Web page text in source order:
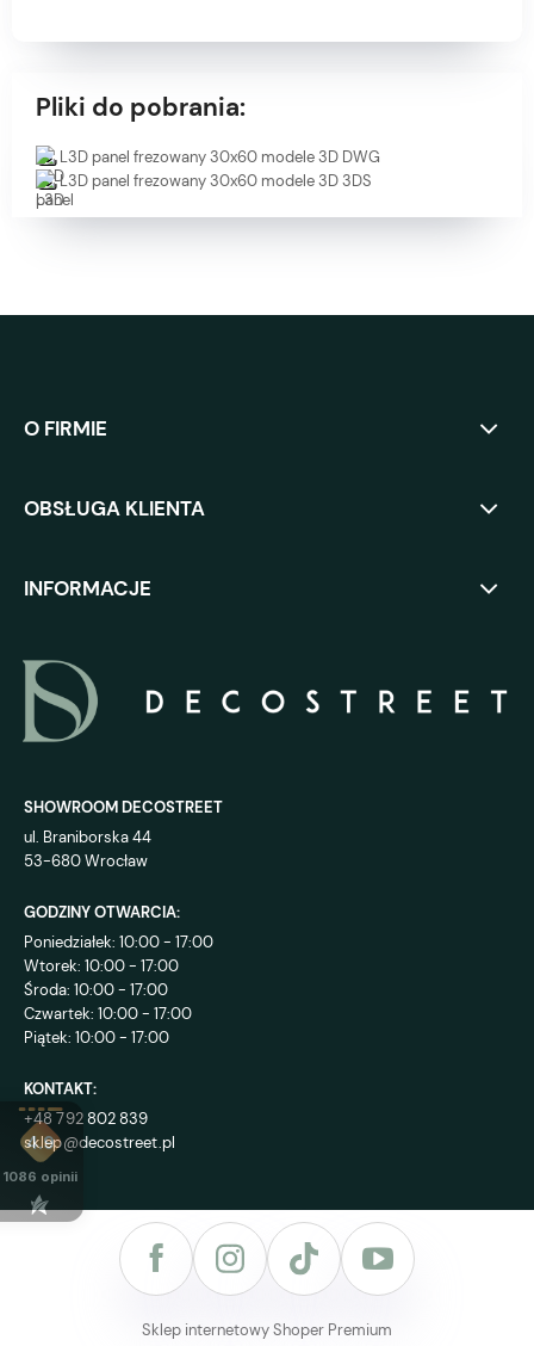
Pliki do pobrania:
L3D panel frezowany 30x60 modele 3D DWG
L3D panel frezowany 30x60 modele 3D 3DS
O FIRMIE
OBSŁUGA KLIENTA
INFORMACJE
SHOWROOM DECOSTREET
ul. Braniborska 44
53-680 Wrocław
GODZINY OTWARCIA:
Poniedziałek: 10:00 - 17:00
Wtorek: 10:00 - 17:00
Środa: 10:00 - 17:00
Czwartek: 10:00 - 17:00
Piątek: 10:00 - 17:00
KONTAKT:
+48 792 802 839
sklep@decostreet.pl
4.9
1086 opinii
Sklep internetowy Shoper Premium